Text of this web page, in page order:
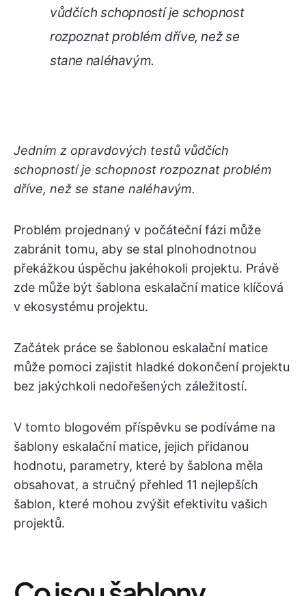
vůdčích schopností je schopnost
rozpoznat problém dříve, než se
stane naléhavým.
Jedním z opravdových testů vůdčích
schopností je schopnost rozpoznat problém
dříve, než se stane naléhavým.
Problém projednaný v počáteční fázi může
zabránit tomu, aby se stal plnohodnotnou
překážkou úspěchu jakéhokoli projektu. Právě
zde může být šablona eskalační matice klíčová
v ekosystému projektu.
Začátek práce se šablonou eskalační matice
může pomoci zajistit hladké dokončení projektu
bez jakýchkoli nedořešených záležitostí.
V tomto blogovém příspěvku se podíváme na
šablony eskalační matice, jejich přidanou
hodnotu, parametry, které by šablona měla
obsahovat, a stručný přehled 11 nejlepších
šablon, které mohou zvýšit efektivitu vašich
projektů.